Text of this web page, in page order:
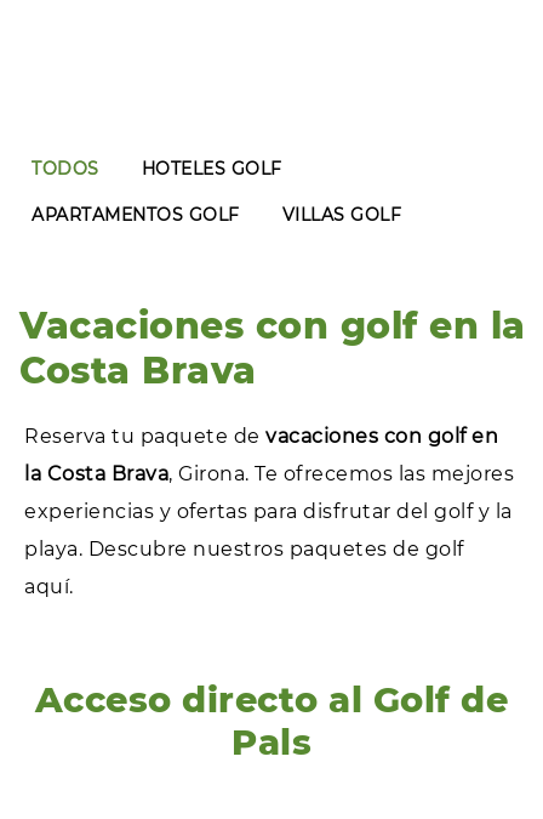
TODOS HOTELES GOLF
APARTAMENTOS GOLF VILLAS GOLF
Vacaciones con golf en la
Costa Brava
Reserva tu paquete de vacaciones con golf en
la Costa Brava, Girona. Te ofrecemos las mejores
experiencias y ofertas para disfrutar del golf y la
playa. Descubre nuestros paquetes de golf
aquí.
Acceso directo al Golf de
Pals